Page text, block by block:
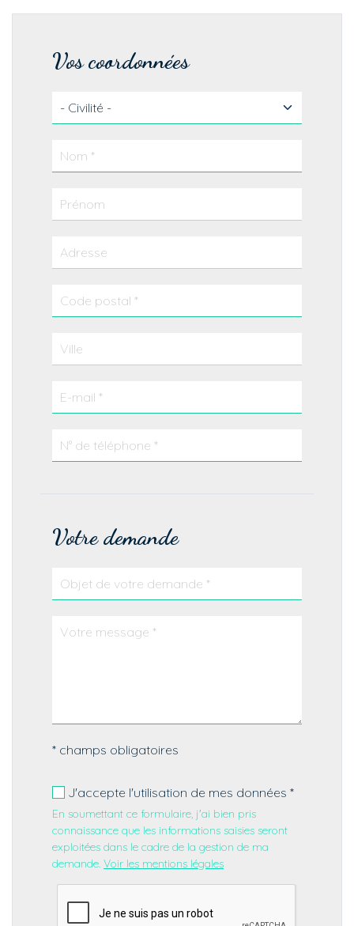
Vos coordonnées
Votre demande
* champs obligatoires
J'accepte l'utilisation de mes données *
En soumettant ce formulaire, j'ai bien pris
connaissance que les informations saisies seront
exploitées dans le cadre de la gestion de ma
demande. Voir les mentions légales